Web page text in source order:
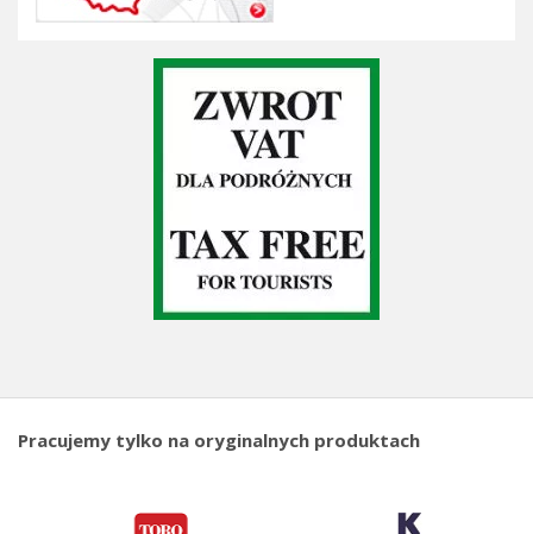
Pracujemy tylko na oryginalnych produktach